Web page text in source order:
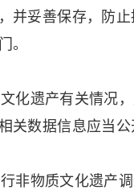
并妥善保存，防
。
化遗产有关情况
关数据信息应当公
非物质文化遗产调